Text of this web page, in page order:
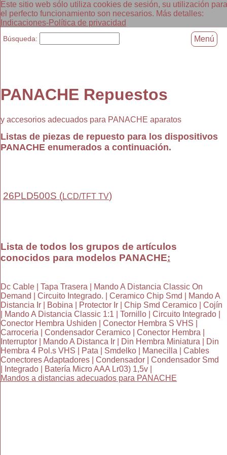
Este sitio web sólo utiliza cookies de sesión, su utilización para
el perfecto funcionamiento son necesarios. Más detalles:
Indicaciones-Política de privacidad
PANACHE Repuestos
y accesorios adecuados para PANACHE aparatos
Listas de piezas de repuesto para los dispositivos
PANACHE enumerados a continuación.
26PLD500S (LCD/TFT TV)
Lista de todos los grupos de artículos
conocidos para modelos PANACHE:
Dc Cable | Tapa Trasera | Mando A Distancia Classic On
Demand | Circuito Integrado. | Ceramico Chip Smd | Mando A
Distancia Ir | Bobina | Protector Ir | Chip Smd Ceramico | Cojín
| Mando A Distancia Classic 1:1 | Tornillo | Circuito Integrado |
Conector Hembra Ushiden | Conector Hembra S VHS |
Carroceria | Condensador Ceramico | Conector Hembra |
Interruptor | Mando A Distanca Ir | Din Hembra Miniatura | Din
Hembra 4 Pol.s VHS | Pata | Smdelko | Manecilla | Cables
Conectores Adaptadores | Condensador | Condensador Smd
| Integrado | Batería Micro AAA Lr03) 1,5v |
Mandos a distancias adecuados para PANACHE
Búsqueda: Menú